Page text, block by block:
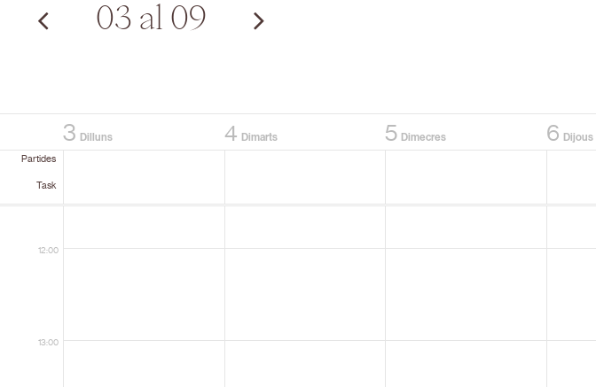
03 al 09
3 Dilluns 4 Dimarts 5 Dimecres 6 Dijous
Partides
Task
11:00
12:00
13:00